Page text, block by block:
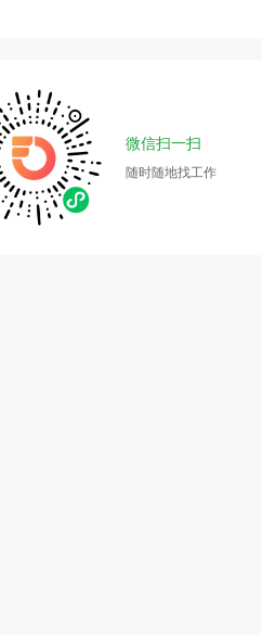
微信扫一扫
随时随地找工作